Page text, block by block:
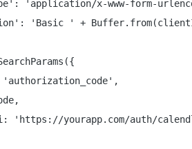
'application/x-www-form-
'Basic ' +
'https://yourapp.com/auth/